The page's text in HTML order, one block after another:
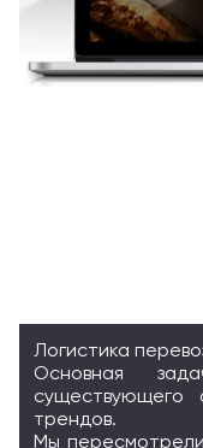
Логистика
Основная
существующего
трендов.
Мы